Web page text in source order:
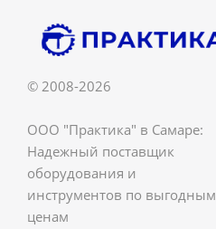
© 2008-2026
ООО "Практика" в Самаре:
Надежный поставщик
оборудования и
инструментов по выгодным
ценам